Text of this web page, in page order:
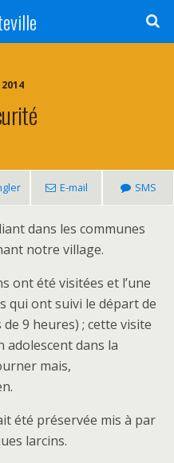
E-mail SMS
dans les communes
notre village.
ont été visitées et l’une
qui ont suivi le départ de
9 heures) ; cette visite
adolescent dans la
mais,
été préservée mis à par
larcins.